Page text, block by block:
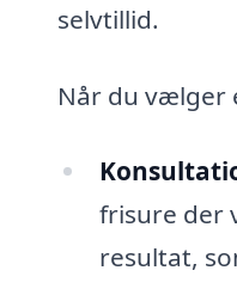
selvtillid.
Når du vælger
frisure der
resultat,